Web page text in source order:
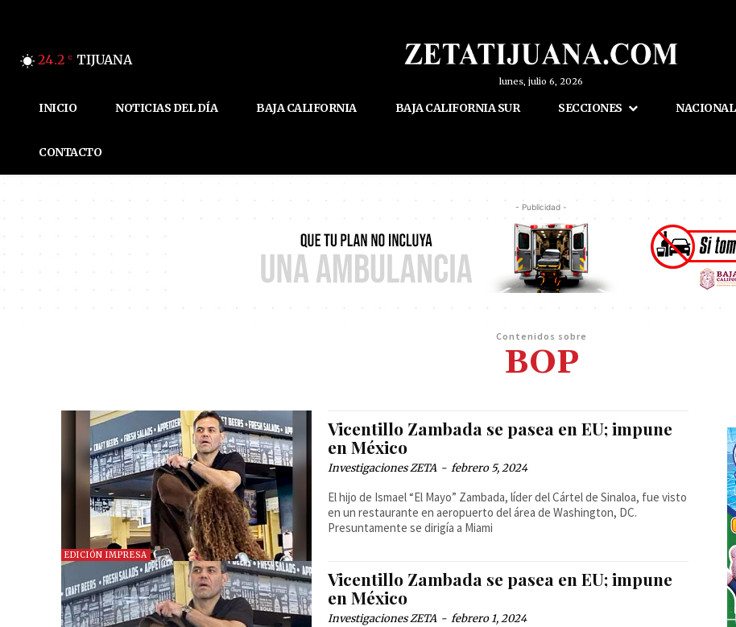
24.2 C TIJUANA
lunes, julio 6, 2026
INICIO NOTICIAS DEL DÍA BAJA CALIFORNIA BAJA CALIFORNIA SUR SECCIONES NACIONAL
CONTACTO
- Publicidad -
Contenidos sobre
BOP
EDICIÓN IMPRESA
Vicentillo Zambada se pasea en EU; impune
en México
Investigaciones ZETA - febrero 5, 2024
El hijo de Ismael “El Mayo” Zambada, líder del Cártel de Sinaloa, fue visto
en un restaurante en aeropuerto del área de Washington, DC.
Presuntamente se dirigía a Miami
Vicentillo Zambada se pasea en EU; impune
en México
Investigaciones ZETA - febrero 1, 2024